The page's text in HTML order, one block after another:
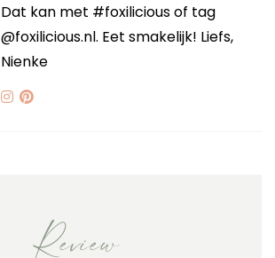
Dat kan met #foxilicious of tag
@foxilicious.nl. Eet smakelijk! Liefs,
Nienke
Review